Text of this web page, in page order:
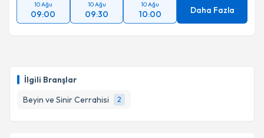
İlgili Branşlar
Beyin ve Sinir Cerrahisi
2
10 Ağu
09:00
10 Ağu
09:30
10 Ağu
10:00 Daha Fazla